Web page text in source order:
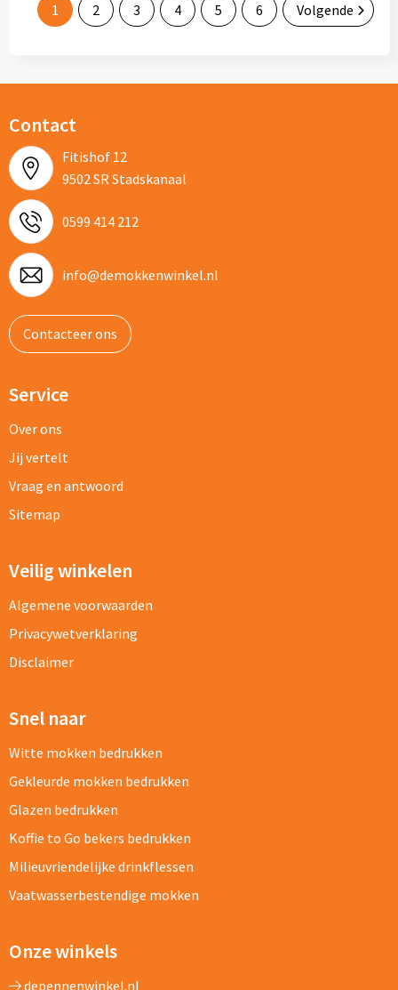
1 2 3 4 5 6 Volgende
Contact
Fitishof 12
9502 SR Stadskanaal
0599 414 212
info@demokkenwinkel.nl
Contacteer ons
Service
Over ons
Jij vertelt
Vraag en antwoord
Sitemap
Veilig winkelen
Algemene voorwaarden
Privacywetverklaring
Disclaimer
Snel naar
Witte mokken bedrukken
Gekleurde mokken bedrukken
Glazen bedrukken
Koffie to Go bekers bedrukken
Milieuvriendelijke drinkflessen
Vaatwasserbestendige mokken
Onze winkels
depennenwinkel.nl